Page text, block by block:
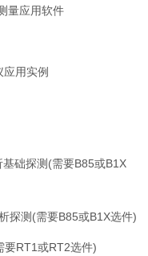
应用软件
用实例
础探测(需要B85或B1X
探测(需要B85或B1X选件)
RT1或RT2选件)